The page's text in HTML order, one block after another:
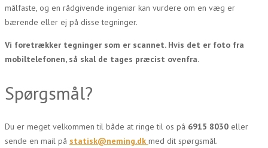
målfaste, og en rådgivende ingeniør kan vurdere om en væg er
bærende eller ej på disse tegninger.
Vi foretrækker tegninger som er scannet. Hvis det er foto fra
mobiltelefonen, så skal de tages præcist ovenfra.
Spørgsmål?
Du er meget velkommen til både at ringe til os på 6915 8030 eller
sende en mail på statisk@neming.dk med dit spørgsmål.